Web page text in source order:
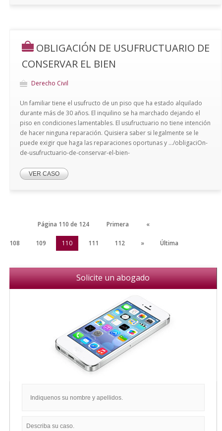
OBLIGACIÓN DE USUFRUCTUARIO DE
CONSERVAR EL BIEN
Derecho Civil
Un familiar tiene el usufructo de un piso que ha estado alquilado
durante más de 30 años. El inquilino se ha marchado dejando el
piso en condiciones lamentables. El usufructuario no tiene intención
de hacer ninguna reparación. Quisiera saber si legalmente se le
puede exigir que haga las reparaciones oportunas y .../obligaciOn-
de-usufructuario-de-conservar-el-bien-
VER CASO
Página 110 de 124 Primera «
108 109 110 111 112 » Última
Solicite un abogado